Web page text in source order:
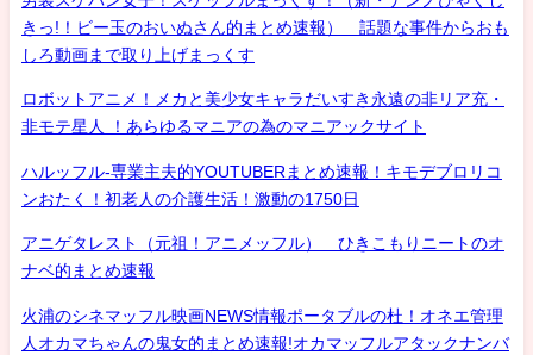
きっ!！ビー玉のおいぬさん的まとめ速報） 話題な事件からおも
しろ動画まで取り上げまっくす
ロボットアニメ！メカと美少女キャラだいすき永遠の非リア充・
非モテ星人 ！あらゆるマニアの為のマニアックサイト
ハルッフル-専業主夫的YOUTUBERまとめ速報！キモデブロリコ
ンおたく！初老人の介護生活！激動の1750日
アニゲタレスト（元祖！アニメッフル） ひきこもりニートのオ
ナベ的まとめ速報
火浦のシネマッフル映画NEWS情報ポータブルの杜！オネエ管理
人オカマちゃんの鬼女的まとめ速報!オカマッフルアタックナンバ